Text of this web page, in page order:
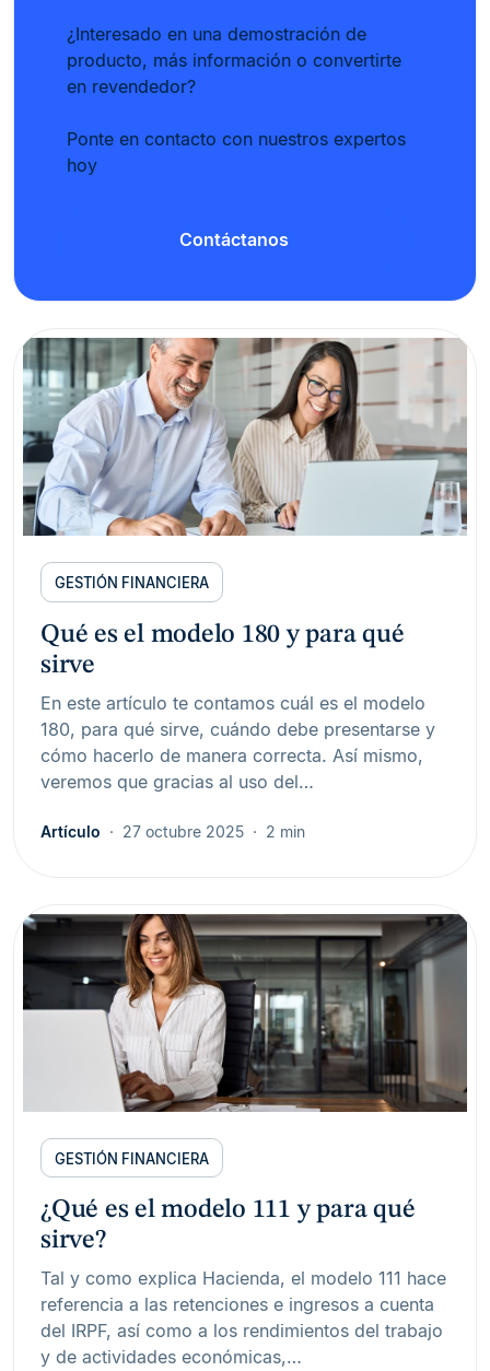
¿Interesado en una demostración de
producto, más información o convertirte
en revendedor?
Ponte en contacto con nuestros expertos
hoy
Contáctanos
GESTIÓN FINANCIERA
Qué es el modelo 180 y para qué
sirve
En este artículo te contamos cuál es el modelo
180, para qué sirve, cuándo debe presentarse y
cómo hacerlo de manera correcta. Así mismo,
veremos que gracias al uso del…
Artículo 27 octubre 2025 2 min
GESTIÓN FINANCIERA
¿Qué es el modelo 111 y para qué
sirve?
Tal y como explica Hacienda, el modelo 111 hace
referencia a las retenciones e ingresos a cuenta
del IRPF, así como a los rendimientos del trabajo
y de actividades económicas,…